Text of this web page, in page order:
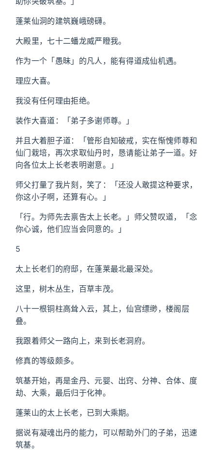
蓬莱仙洞的建筑巍峨磅礴。
大殿里，七十二蟠龙威严瞪我。
作为一个「愚昧」的凡人，能有得道成仙机遇。
理应大喜。
我没有任何理由拒绝。
装作大喜道：「弟子多谢师尊。」
并且大着胆子道：「管彤自知破戒，实在惭愧师尊和
仙门栽培，再次求取仙丹时，恳请能让弟子一道。好
向各位太上长老表明谢意。」
师父打量了我片刻，笑了：「还没人敢提这种要求，
你这小子啊，还算有心。」
「行。为师先去禀告太上长老。」师父赞叹道，「念
你心诚，他们应当会同意的。」
5
太上长老们的府邸，在蓬莱最北最深处。
这里，树木丛生，百草丰茂。
八十一根铜柱高耸入云，其上，仙宫缥缈，楼阁层
叠。
我跟着师父一路向上，来到长老洞府。
修真的等级颇多。
筑基开始，再是金丹、元婴、出窍、分神、合体、度
劫、大乘，最后归于化神。
蓬莱山的太上长老，已到大乘期。
据说有凝魂出丹的能力，可以帮助外门的子弟，迅速
筑基。